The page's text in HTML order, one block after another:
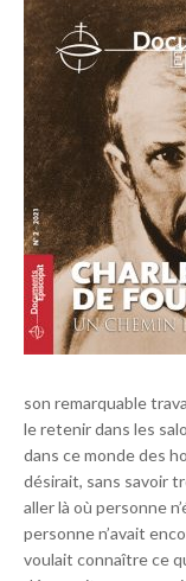
son remarquable
le retenir dans les
dans ce monde des
désirait, sans savoir
aller là où personne
personne n’avait
voulait connaître ce